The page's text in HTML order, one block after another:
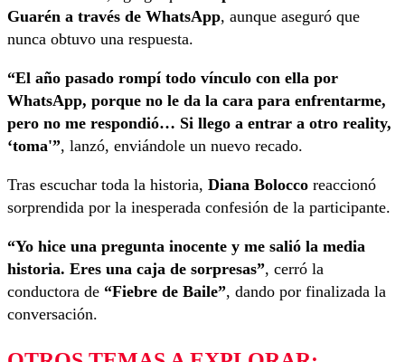
Guarén a través de WhatsApp, aunque aseguró que
nunca obtuvo una respuesta.
“El año pasado rompí todo vínculo con ella por
WhatsApp, porque no le da la cara para enfrentarme,
pero no me respondió… Si llego a entrar a otro reality,
‘toma'”, lanzó, enviándole un nuevo recado.
Tras escuchar toda la historia, Diana Bolocco reaccionó
sorprendida por la inesperada confesión de la participante.
“Yo hice una pregunta inocente y me salió la media
historia. Eres una caja de sorpresas”, cerró la
conductora de “Fiebre de Baile”, dando por finalizada la
conversación.